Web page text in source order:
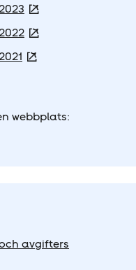
webbplats:
avgifters